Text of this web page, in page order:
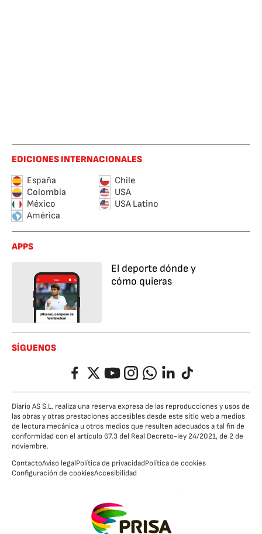
EDICIONES INTERNACIONALES
España
Chile
Colombia
USA
México
USA Latino
América
APPS
El deporte dónde y
cómo quieras
SÍGUENOS
FacebookTwitterYouTubeInstagramWhatsappLinkedIn
TikTok
Diario AS S.L. realiza una reserva expresa de las reproducciones y usos de
las obras y otras prestaciones accesibles desde este sitio web a medios
de lectura mecánica u otros medios que resulten adecuados a tal fin de
conformidad con el artículo 67.3 del Real Decreto-ley 24/2021, de 2 de
noviembre.
ContactoAviso legalPolítica de privacidadPolítica de cookies
Configuración de cookiesAccesibilidad